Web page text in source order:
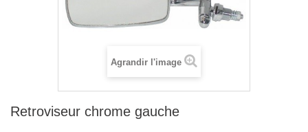
Agrandir l'image
Retroviseur chrome gauche